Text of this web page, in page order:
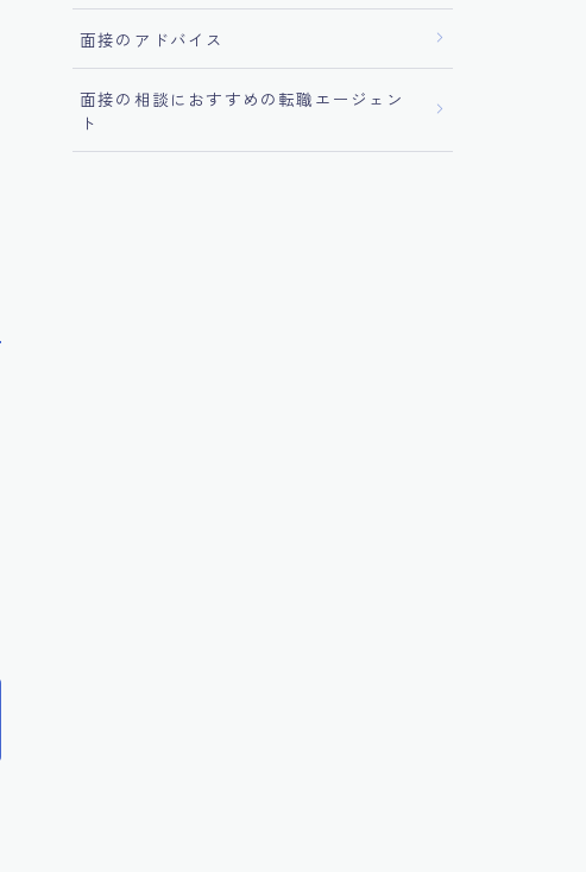
面接のアドバイス
面接の相談におすすめの転職エージェン
ト